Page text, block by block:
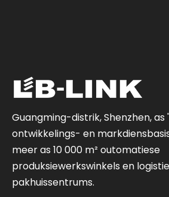
Guangming-distrik, Shenzhen,
ontwikkelings- en
meer as 10 000 m² outomatiese
produksiewerkswinkels en
pakhuissentrums.